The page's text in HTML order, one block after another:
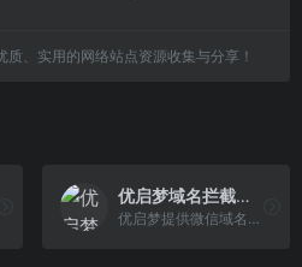
、实用的网络站点资源收集与分享！
优启梦域名拦截检测
优启梦提供微信域名检测接口,QQ域名检测api,微信域名防封系统，返回查询结果实时邮件通知,准确率100%,API接口响应速度快，为您的微信项目保驾护航。